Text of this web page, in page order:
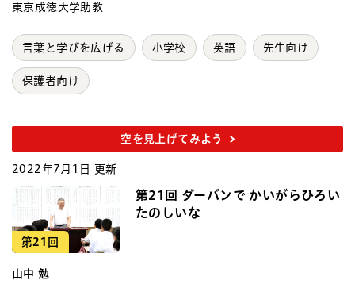
東京成徳大学助教
言葉と学びを広げる 小学校 英語 先生向け
保護者向け
空を見上げてみよう
2022年7月1日 更新
第21回
第21回 ダーバンで かいがらひろい
たのしいな
山中 勉